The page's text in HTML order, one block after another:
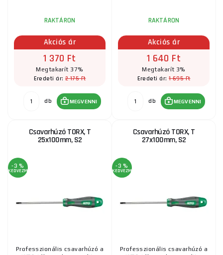
RAKTÁRON
Akciós ár
1 370 Ft
Megtakarít 37%
Eredeti ár:2 175 Ft
db MEGVENNI
RAKTÁRON
Akciós ár
1 640 Ft
Megtakarít 3%
Eredeti ár:1 695 Ft
db MEGVENNI
Csavarhúzó TORX, T
25x100mm, S2
-3 %
KEDVEZMÉNY
Professzionális csavarhúzó a
Csavarhúzó TORX, T
27x100mm, S2
-3 %
KEDVEZMÉNY
Professzionális csavarhúzó a